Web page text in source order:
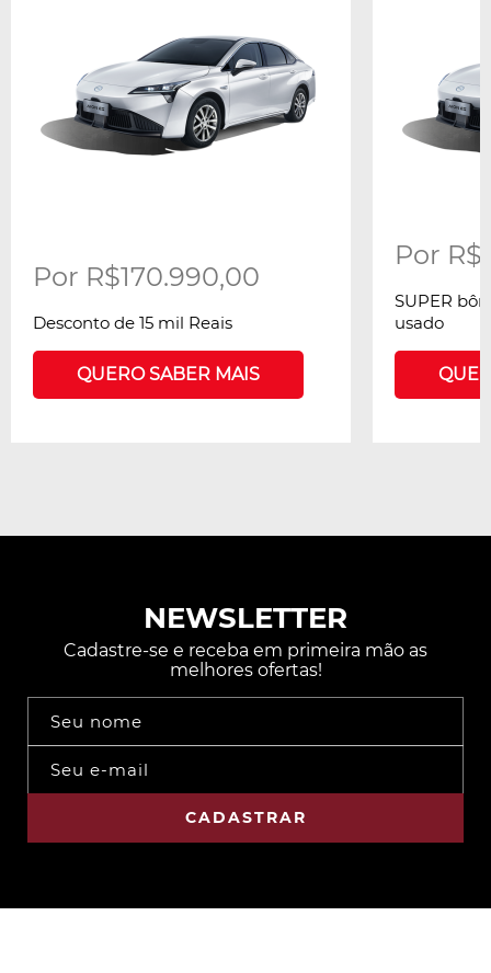
Por R$170.990,00
Desconto de 15 mil Reais
QUERO SABER MAIS
Por
SUPER
usado
NEWSLETTER
Cadastre-se e receba em primeira mão as
melhores ofertas!
CADASTRAR